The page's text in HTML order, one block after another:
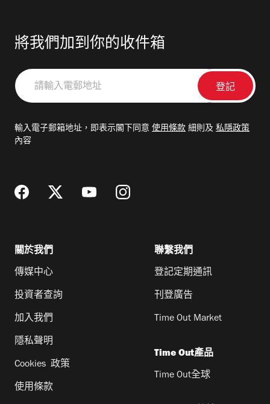
將我們加到你的收件箱
請
輸
郵
輸入電子郵箱地址，即表示閣下同意 使用條款 細則及 私隱政策
內容
關於我們
傳媒中心
投資者查詢
加入我們
隱私聲明
Cookies 政策
使用條款
聯繫我們
登記定期通訊
刊登廣告
Time Out Market
Time Out產品
Time Out全球